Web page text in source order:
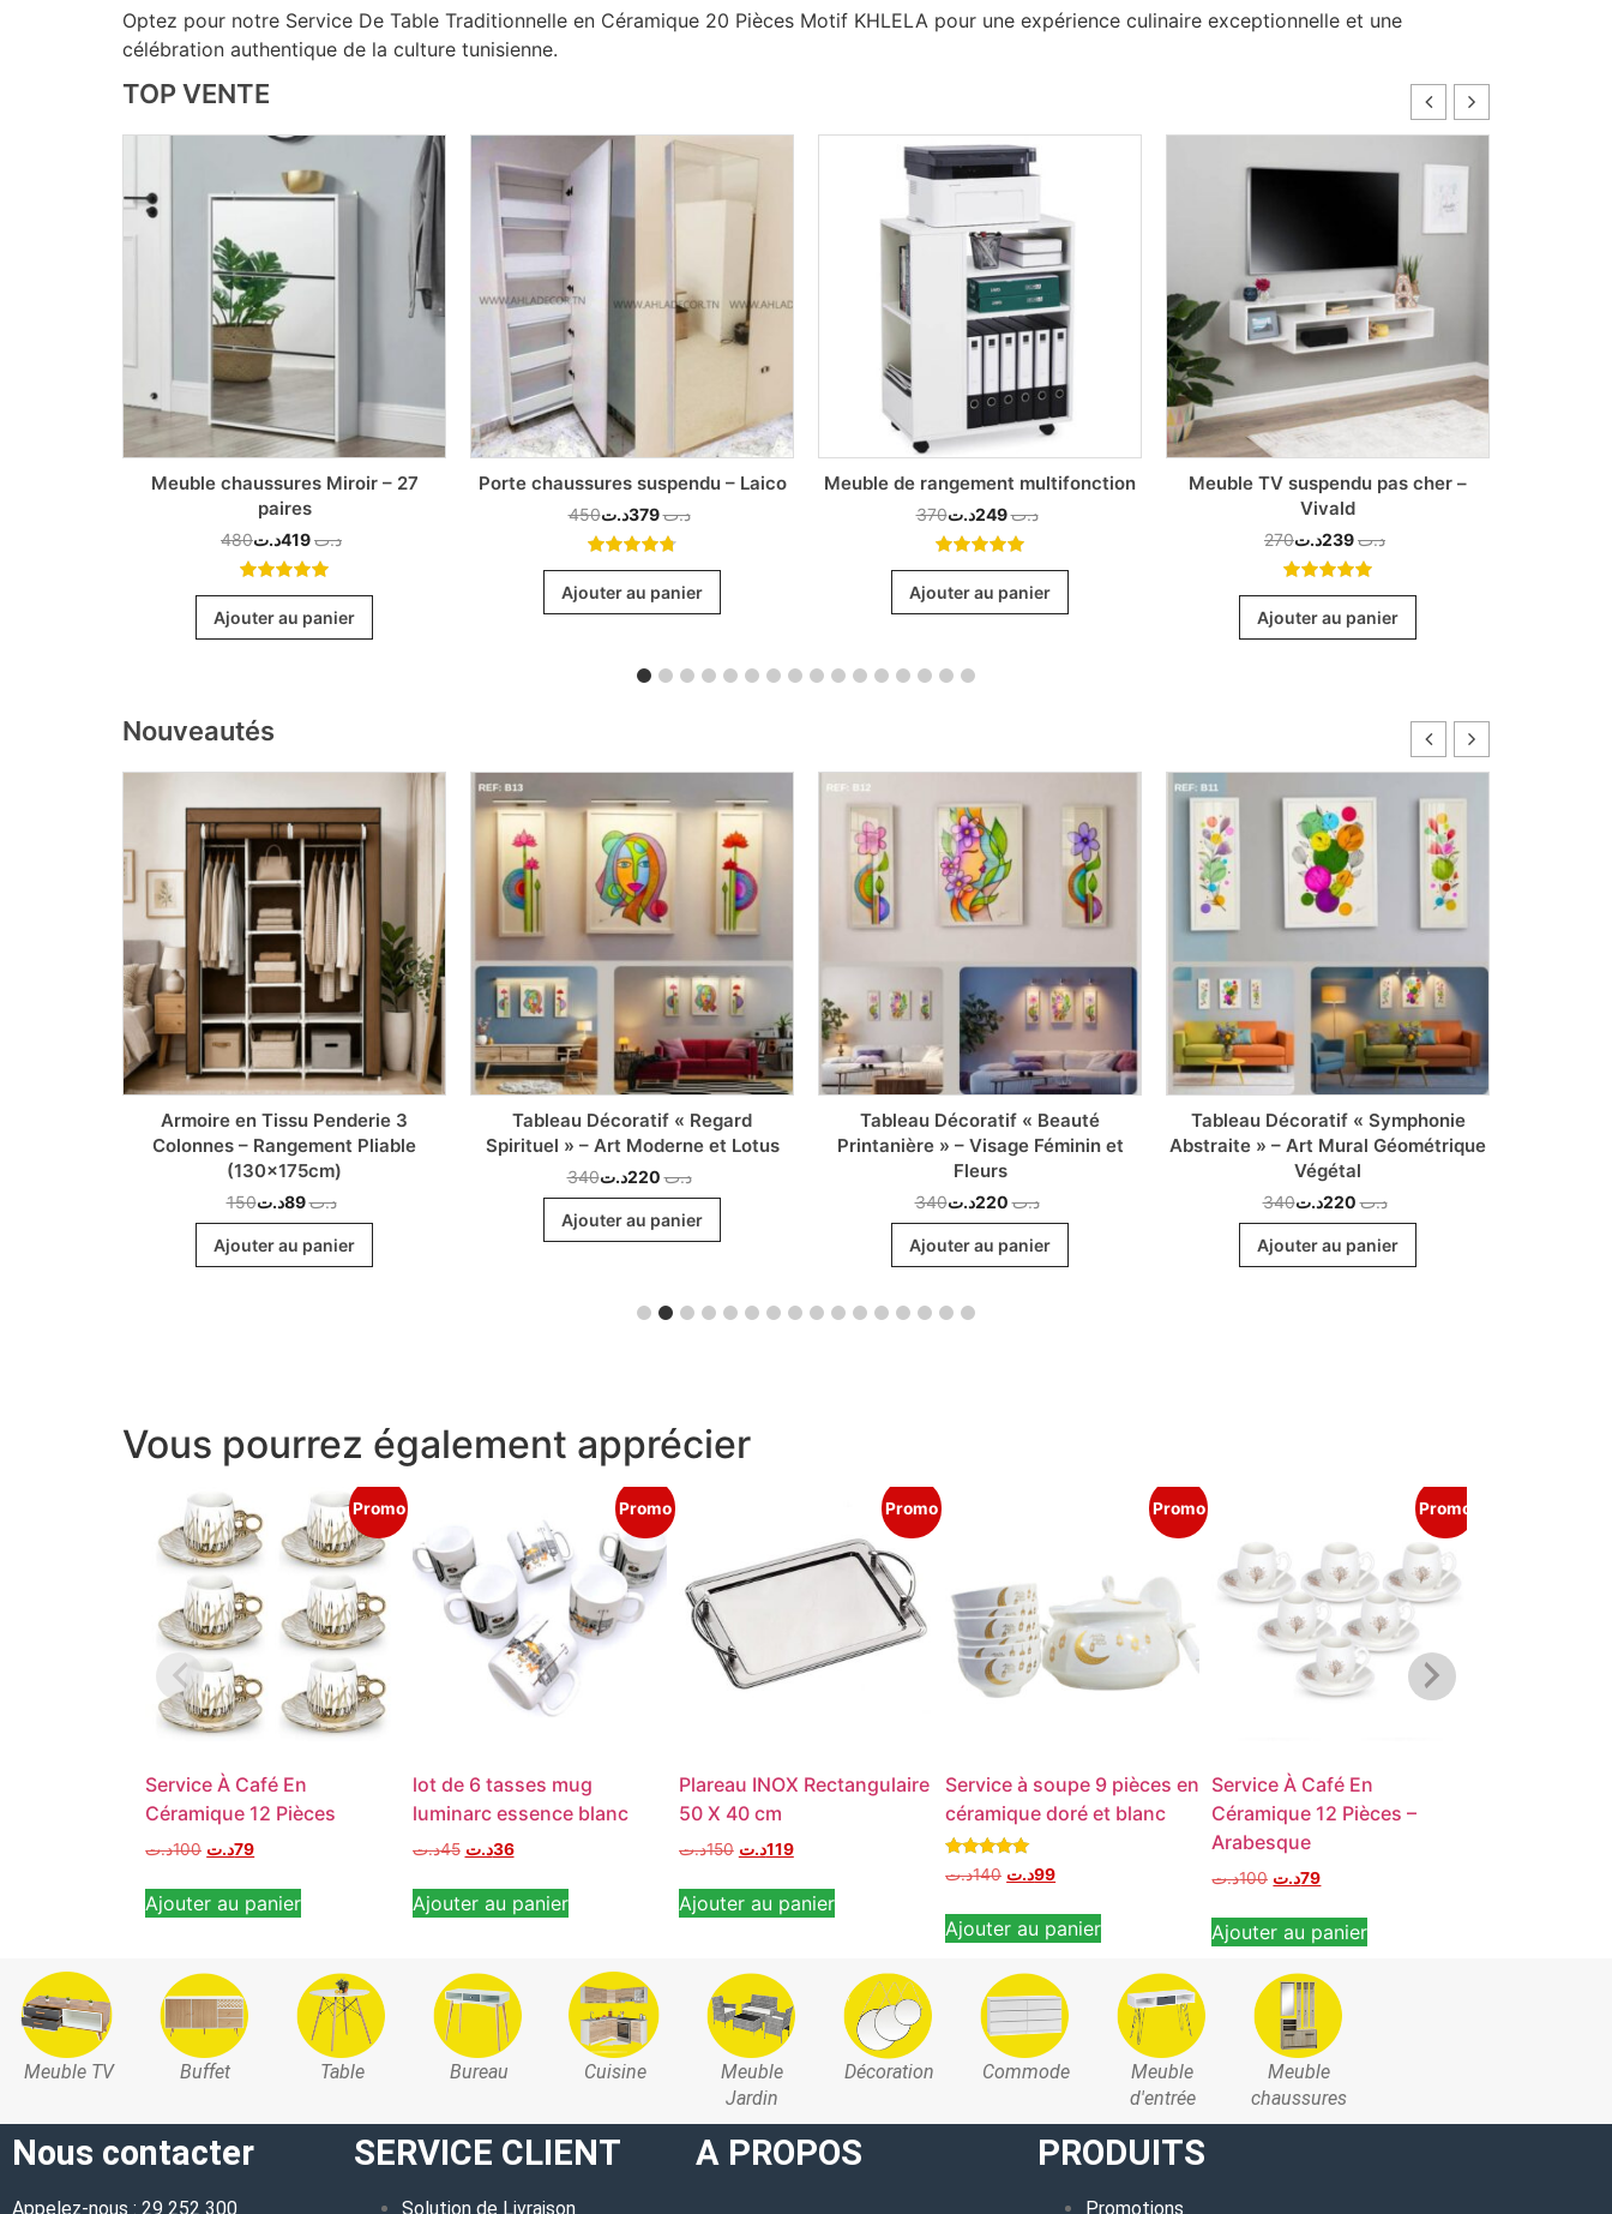
Optez pour notre Service De Table Traditionnelle en Céramique 20 Pièces Motif KHLELA pour une expérience culinaire exceptionnelle et une
célébration authentique de la culture tunisienne.
TOP VENTE
Meuble chaussures Miroir – 27
paires
480 د.ت419د.ت
5.00out
of 5
Ajouter au panier
Porte chaussures suspendu – Laico
450 د.ت379د.ت
4.78out
of 5
Ajouter au panier
Meuble de rangement multifonction
370 د.ت249د.ت
5.00out
of 5
Ajouter au panier
Meuble TV suspendu pas cher –
Vivald
270 د.ت239د.ت
5.00out
of 5
Ajouter au panier
Nouveautés
Armoire en Tissu Penderie 3
Colonnes – Rangement Pliable
(130x175cm)
150 د.ت89د.ت
Ajouter au panier
Tableau Décoratif « Regard
Spirituel » – Art Moderne et Lotus
340 د.ت 220د.ت
Ajouter au panier
Tableau Décoratif « Beauté
Printanière » – Visage Féminin et
Fleurs
340 د.ت 220د.ت
Ajouter au panier
Tableau Décoratif « Symphonie
Abstraite » – Art Mural Géométrique
Végétal
340 د.ت 220د.ت
Ajouter au panier
Vous pourrez également apprécier
Promo
Service À Café En
Céramique 12 Pièces
100د.ت 79د.ت
Ajouter au panier
Promo
lot de 6 tasses mug
luminarc essence blanc
45د.ت 36د.ت
Ajouter au panier
Promo
Plareau INOX Rectangulaire
50 X 40 cm
150د.ت 119د.ت
Ajouter au panier
Promo
Service à soupe 9 pièces en
céramique doré et blanc
Note
5.00
140د.ت 99د.ت
Ajouter au panier
Promo
Service À Café En
Céramique 12 Pièces –
Arabesque
100د.ت 79د.ت
Ajouter au panier
Meuble TV Buffet Table Bureau Cuisine
Meuble
Jardin
Décoration Commode
Meuble
d'entrée
Meuble
chaussures
Nous contacter
Appelez-nous : 29 252 300
SERVICE CLIENT
Solution de Livraison
A PROPOS PRODUITS
Promotions